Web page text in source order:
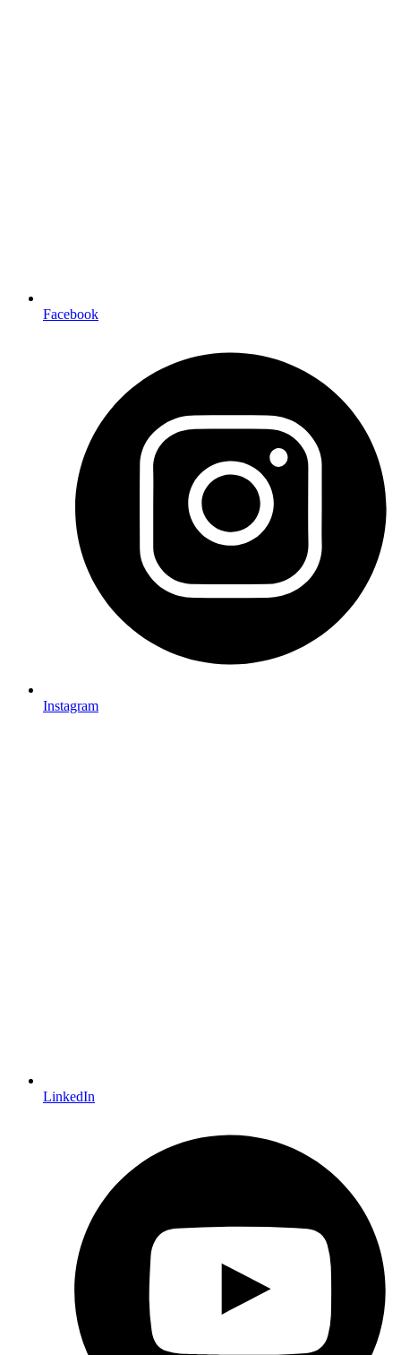
Facebook
Instagram
LinkedIn